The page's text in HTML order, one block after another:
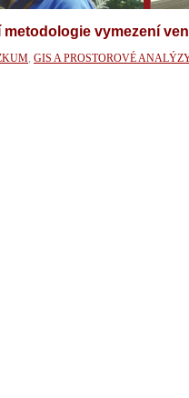
metodologie vymezení
, GIS A PROSTOROVÉ ANALÝZY